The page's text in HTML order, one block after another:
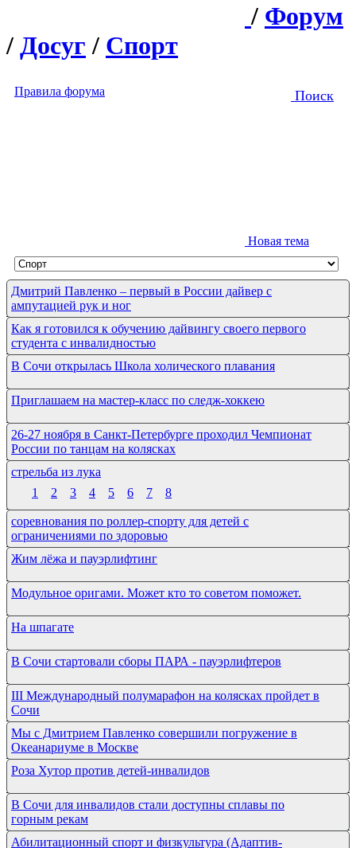
/ Форум
/ Досуг / Спорт
Правила форума Поиск
Новая тема
Дмитрий Павленко – первый в России дайвер с
ампутацией рук и ног
Как я готовился к обучению дайвингу своего первого
студента с инвалидностью
В Сочи открылась Школа холического плавания
Приглашаем на мастер-класс по следж-хоккею
26-27 ноября в Санкт-Петербурге проходил Чемпионат
России по танцам на колясках
стрельба из лука
1
2 3 4 5 6 7 8
соревнования по роллер-спорту для детей с
ограничениями по здоровью
Жим лёжа и пауэрлифтинг
Модульное оригами. Может кто то советом поможет.
На шпагате
В Сочи стартовали сборы ПАРА - пауэрлифтеров
III Международный полумарафон на колясках пройдет в
Сочи
Мы с Дмитрием Павленко совершили погружение в
Океанариуме в Москве
Роза Хутор против детей-инвалидов
В Сочи для инвалидов стали доступны сплавы по
горным рекам
Абилитационный спорт и физкультура (Адаптив-